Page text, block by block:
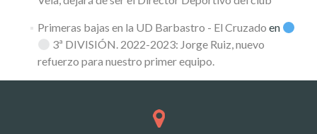
Primeras bajas en la UD Barbastro - El Cruzado en
3ª DIVISIÓN. 2022-2023: Jorge Ruiz, nuevo
refuerzo para nuestro primer equipo.